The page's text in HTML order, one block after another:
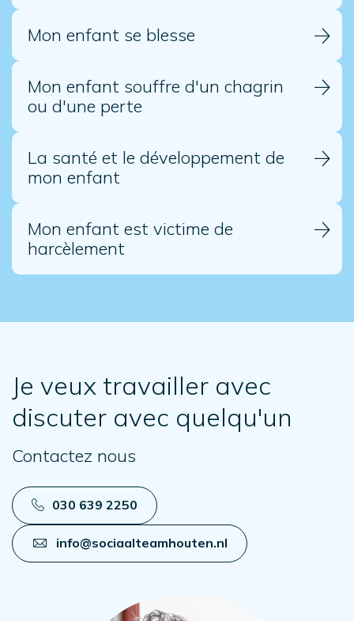
Mon enfant se blesse
Mon enfant souffre d'un chagrin
ou d'une perte
La santé et le développement de
mon enfant
Mon enfant est victime de
harcèlement
Je veux travailler avec
discuter avec quelqu'un
Contactez nous
030 639 2250
info@sociaalteamhouten.nl